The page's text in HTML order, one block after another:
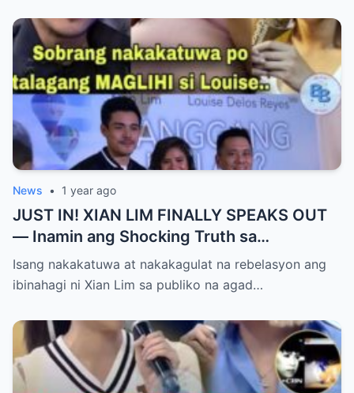
News • 1 year ago
JUST IN! XIAN LIM FINALLY SPEAKS OUT
— Inamin ang Shocking Truth sa
Pagbubuntis ni Louise Delos Reyes!
Matagal na Itinagong Lihim, Isiniwalat na sa
Rebelasyong Di Inaasahan!
Isang nakakatuwa at nakakagulat na rebelasyon ang
ibinahagi ni Xian Lim sa publiko na agad…